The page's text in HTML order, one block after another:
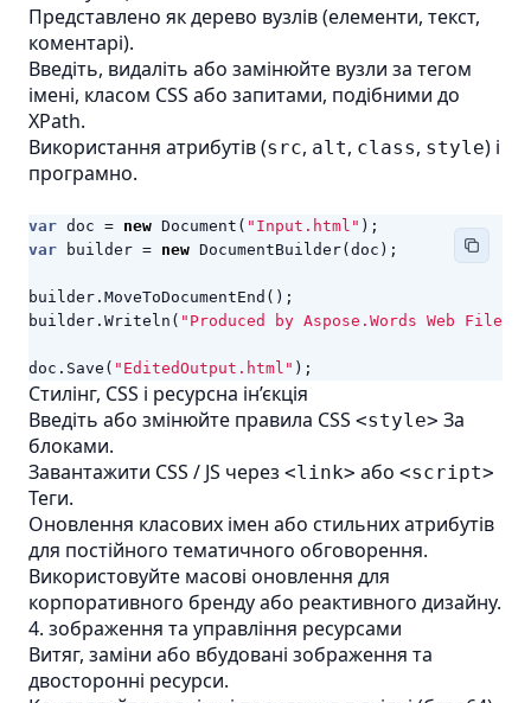
Представлено як дерево вузлів (елементи, текст,
коментарі).
Введіть, видаліть або замінюйте вузли за тегом
імені, класом CSS або запитами, подібними до
XPath.
Використання атрибутів (src, alt, class, style) і
програмно.
var doc = new Document ( "Input.html" );
var
builder = new DocumentBuilder( doc );
builder . MoveToDocumentEnd ();
builder . Writeln ( "Produced by Aspose.Words Web File
doc . Save ( "EditedOutput.html" );
Стилінг, CSS і ресурсна ін’єкція
Введіть або змінюйте правила CSS <style> За
блоками.
Завантажити CSS / JS через <link> або <script>
Теги.
Оновлення класових імен або стильних атрибутів
для постійного тематичного обговорення.
Використовуйте масові оновлення для
корпоративного бренду або реактивного дизайну.
4. зображення та управління ресурсами
Витяг, заміни або вбудовані зображення та
двосторонні ресурси.